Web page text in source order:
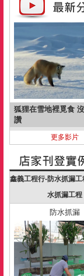
狐狸在雪地裡覓食
讚
更多影片
鑫義工程行-防水抓漏
水抓漏工程
防水抓漏